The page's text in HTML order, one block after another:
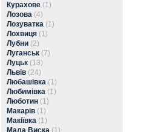
Курахове (1)
Лозова (4)
Лозуватка (1)
Лохвиця (1)
Лубни (2)
Луганськ (7)
Луцьк (13)
Львів (24)
Любашівка (1)
Любимівка (1)
Люботин (1)
Макарів (1)
Макіївка (1)
Мала Виска (1)